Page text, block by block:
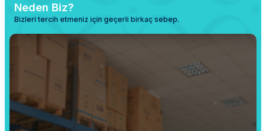
Neden Biz?
Bizleri tercih etmeniz için geçerli birkaç sebep.